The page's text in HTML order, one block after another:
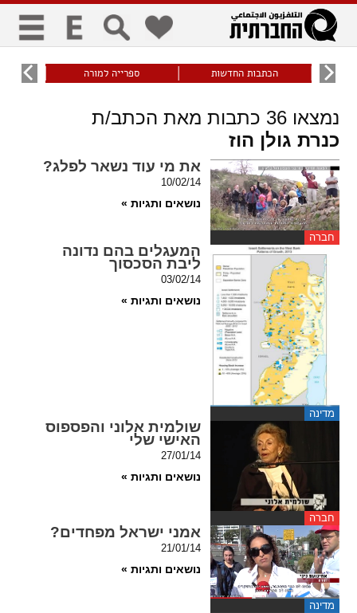
כללי
visibility_off
ביטול הבהובים ניווט מקלדת סימון כותרות
זום
zoom_out
התרחק
remove_circle_outline
Decrease font
ניגודיות צבעים
brightness_high
ניגודיות בהירה
קישורים
הכתבות החדשות ספרייה למורה עוני
נמצאו36 כתבות מאת הכתב/ת
כנרת גולן הוז
חברה
את מי עוד נשאר לפלג?
10/02/14
נושאים ותגיות »
מדינה
המעגלים בהם נדונה
ליבת הסכסוך
03/02/14
נושאים ותגיות »
חברה
שולמית אלוני והפספוס
האישי שלי
27/01/14
נושאים ותגיות »
מדינה
אמני ישראל מפחדים?
21/01/14
נושאים ותגיות »